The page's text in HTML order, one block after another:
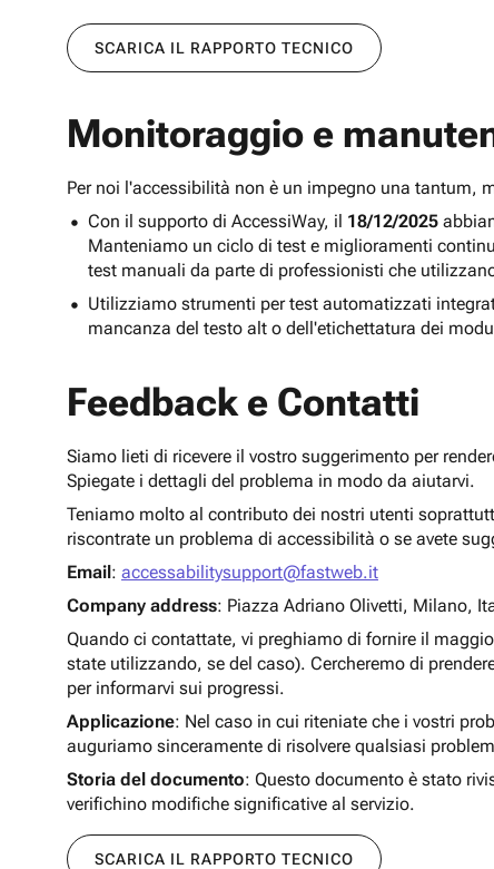
SCARICA IL RAPPORTO TECNICO
Monitoraggio e
Per noi l'accessibilità non è un impegno una tantum,
Con il supporto di AccessiWay, il 18/12/2025
Manteniamo un ciclo di test e miglioramenti
test manuali da parte di professionisti che
Utilizziamo strumenti per test automatizzati
mancanza del testo alt o dell'etichettatura dei
Feedback e Contatti
Siamo lieti di ricevere il vostro suggerimento per
Spiegate i dettagli del problema in modo da aiutarvi.
Teniamo molto al contributo dei nostri utenti
riscontrate un problema di accessibilità o se avete
Email: accessabilitysupport@fastweb.it
Company address: Piazza Adriano Olivetti, Milano,
Quando ci contattate, vi preghiamo di fornire il
state utilizzando, se del caso). Cercheremo di
per informarvi sui progressi.
Applicazione: Nel caso in cui riteniate che i vostri
auguriamo sinceramente di risolvere qualsiasi
Storia del documento: Questo documento è stato
verifichino modifiche significative al servizio.
SCARICA IL RAPPORTO TECNICO